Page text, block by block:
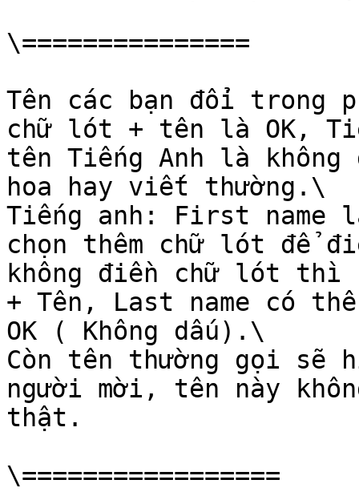
\===============
Tên các bạn đổi trong
chữ lót + tên là OK,
tên Tiếng Anh là
hoa hay viết thường.\
Tiếng anh: First name
chọn thêm chữ lót để
không điền chữ lót thì
+ Tên, Last name có
OK ( Không dấu).\
Còn tên thường gọi sẽ
người mời, tên này
thật.
\=================